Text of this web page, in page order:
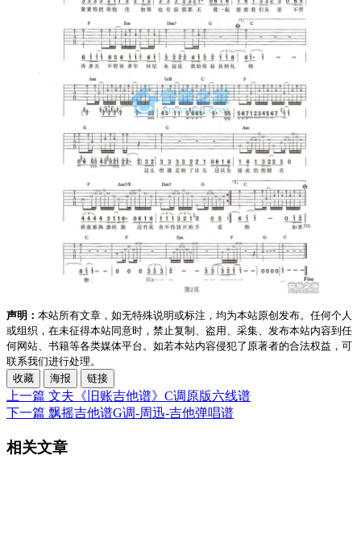
声明： 本站所有文章，如无特殊说明或标注，均为本站原创发布。任何个人
或组织，在未征得本站同意时，禁止复制、盗用、采集、发布本站内容到任
何网站、书籍等各类媒体平台。如若本站内容侵犯了原著者的合法权益，可
联系我们进行处理。
收藏
海报 链接
上一篇 文夫《旧账吉他谱》C调原版六线谱
下一篇 飘摇吉他谱G调-周迅-吉他弹唱谱
相关文章